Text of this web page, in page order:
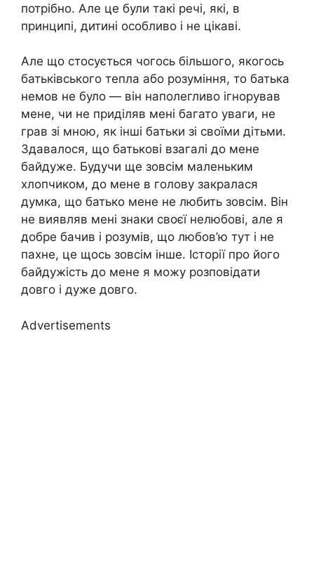
потрібно. Але це були такі речі, які, в
принципі, дитині особливо і не цікаві.
Але що стосується чогось більшого, якогось
батьківського тепла або розуміння, то батька
немов не було — він наполегливо ігнорував
мене, чи не приділяв мені багато уваги, не
грав зі мною, як інші батьки зі своїми дітьми.
Здавалося, що батькові взагалі до мене
байдуже. Будучи ще зовсім маленьким
хлопчиком, до мене в голову закралася
думка, що батько мене не любить зовсім. Він
не виявляв мені знаки своєї нелюбові, але я
добре бачив і розумів, що любов’ю тут і не
пахне, це щось зовсім інше. Історії про його
байдужість до мене я можу розповідати
довго і дуже довго.
Advertisements